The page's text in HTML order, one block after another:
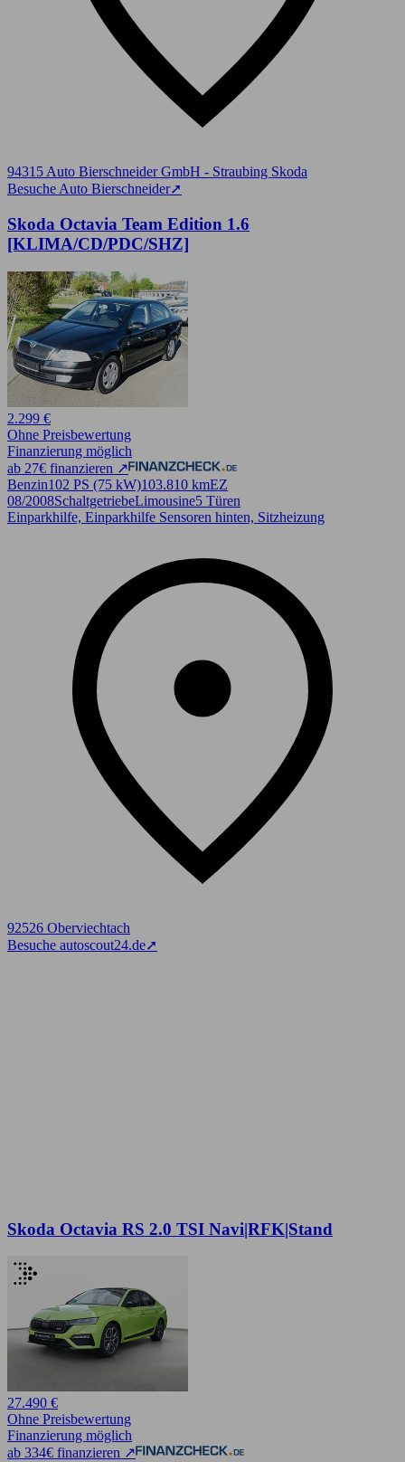
94315 Auto Bierschneider GmbH - Straubing Skoda
Besuche Auto Bierschneider➚
Skoda Octavia Team Edition 1.6
[KLIMA/CD/PDC/SHZ]
2.299 €
Ohne Preisbewertung
Finanzierung möglich
ab 27€ finanzieren ↗
Benzin102 PS (75 kW)103.810 kmEZ
08/2008SchaltgetriebeLimousine5 Türen
Einparkhilfe, Einparkhilfe Sensoren hinten, Sitzheizung
92526 Oberviechtach
Besuche autoscout24.de➚
Skoda Octavia RS 2.0 TSI Navi|RFK|Stand
27.490 €
Ohne Preisbewertung
Finanzierung möglich
ab 334€ finanzieren ↗